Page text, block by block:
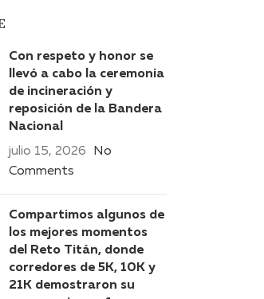
Con respeto y honor se
llevó a cabo la ceremonia
de incineración y
reposición de la Bandera
Nacional
julio 15, 2026
No
Comments
Compartimos algunos de
los mejores momentos
del Reto Titán, donde
corredores de 5K, 10K y
21K demostraron su